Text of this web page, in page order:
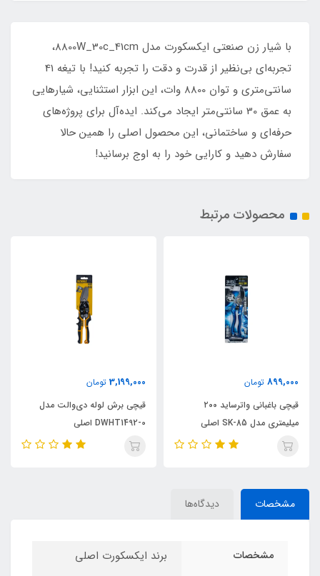
​​​​با شیار زن صنعتی ایکسکورت مدل 8800W_30c_41cm،
تجربه‌ای بی‌نظیر از قدرت و دقت را تجربه کنید! با تیغه 41
سانتی‌متری و توان 8800 وات، این ابزار استثنایی، شیارهایی
به عمق 30 سانتی‌متر ایجاد می‌کند. ایده‌آل برای پروژه‌های
حرفه‌ای و ساختمانی، این محصول اصلی را همین حالا
سفارش دهید و کارایی خود را به اوج برسانید!
محصولات مرتبط
899,000 تومان
قیچی باغبانی واترساید ۲۰۰
میلیمتری مدل SK-85 اصلی
3,199,000 تومان
قیچی برش لوله دی‌والت مدل
DWHT1492-0 اصلی
مشخصات دیدگاه‌ها
مشخصات
برند ایکسکورت اصلی